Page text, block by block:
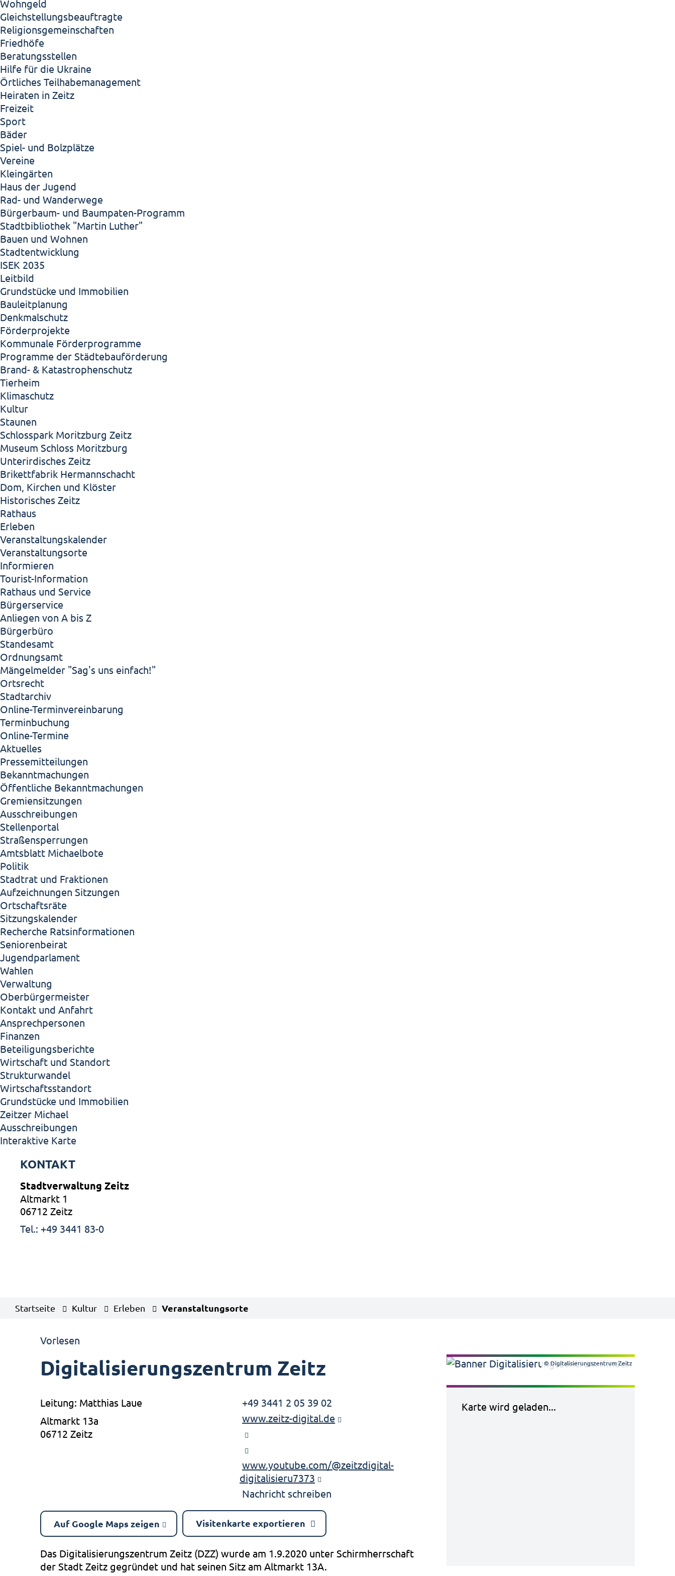
Wohngeld
Gleichstellungsbeauftragte
Religionsgemeinschaften
Friedhöfe
Beratungsstellen
Hilfe für die Ukraine
Örtliches Teilhabemanagement
Heiraten in Zeitz
Freizeit
Sport
Bäder
Spiel- und Bolzplätze
Vereine
Kleingärten
Haus der Jugend
Rad- und Wanderwege
Bürgerbaum- und Baumpaten-Programm
Stadtbibliothek "Martin Luther"
Bauen und Wohnen
Stadtentwicklung
ISEK 2035
Leitbild
Grundstücke und Immobilien
Bauleitplanung
Denkmalschutz
Förderprojekte
Kommunale Förderprogramme
Programme der Städtebauförderung
Brand- & Katastrophenschutz
Tierheim
Klimaschutz
Kultur
Staunen
Schlosspark Moritzburg Zeitz
Museum Schloss Moritzburg
Unterirdisches Zeitz
Brikettfabrik Hermannschacht
Dom, Kirchen und Klöster
Historisches Zeitz
Rathaus
Erleben
Veranstaltungskalender
Veranstaltungsorte
Informieren
Tourist-Information
Rathaus und Service
Bürgerservice
Anliegen von A bis Z
Bürgerbüro
Standesamt
Ordnungsamt
Mängelmelder "Sag's uns einfach!"
Ortsrecht
Stadtarchiv
Online-Terminvereinbarung
Terminbuchung
Online-Termine
Aktuelles
Pressemitteilungen
Bekanntmachungen
Öffentliche Bekanntmachungen
Gremiensitzungen
Ausschreibungen
Stellenportal
Straßensperrungen
Amtsblatt Michaelbote
Politik
Stadtrat und Fraktionen
Aufzeichnungen Sitzungen
Ortschaftsräte
Sitzungskalender
Recherche Ratsinformationen
Seniorenbeirat
Jugendparlament
Wahlen
Verwaltung
Oberbürgermeister
Kontakt und Anfahrt
Ansprechpersonen
Finanzen
Beteiligungsberichte
Wirtschaft und Standort
Strukturwandel
Wirtschaftsstandort
Grundstücke und Immobilien
Zeitzer Michael
Ausschreibungen
Interaktive Karte
KONTAKT
Stadtverwaltung Zeitz
Altmarkt 1
06712 Zeitz
Tel.: +49 3441 83-0
Startseite Kultur Erleben Veranstaltungsorte
Vorlesen
Digitalisierungszentrum Zeitz
Leitung: Matthias Laue
Altmarkt 13a
06712 Zeitz
+49 3441 2 05 39 02
www.zeitz-digital.de
www.youtube.com/@zeitzdigital-
digitalisieru7373
Nachricht schreiben
Auf Google Maps zeigen Visitenkarte exportieren
Das Digitalisierungszentrum Zeitz (DZZ) wurde am 1.9.2020 unter Schirmherrschaft
der Stadt Zeitz gegründet und hat seinen Sitz am Altmarkt 13A.
© Digitalisierungszentrum Zeitz
Karte wird geladen...